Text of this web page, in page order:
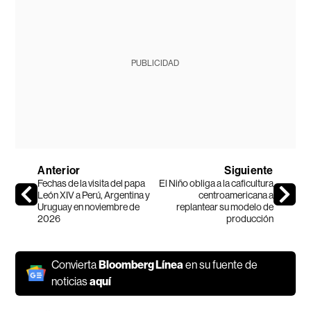
PUBLICIDAD
Anterior
Fechas de la visita del papa
León XIV a Perú, Argentina y
Uruguay en noviembre de
2026
Siguiente
El Niño obliga a la caficultura
centroamericana a
replantear su modelo de
producción
ConviertaBloomberg Líneaen su fuente de
noticiasaquí